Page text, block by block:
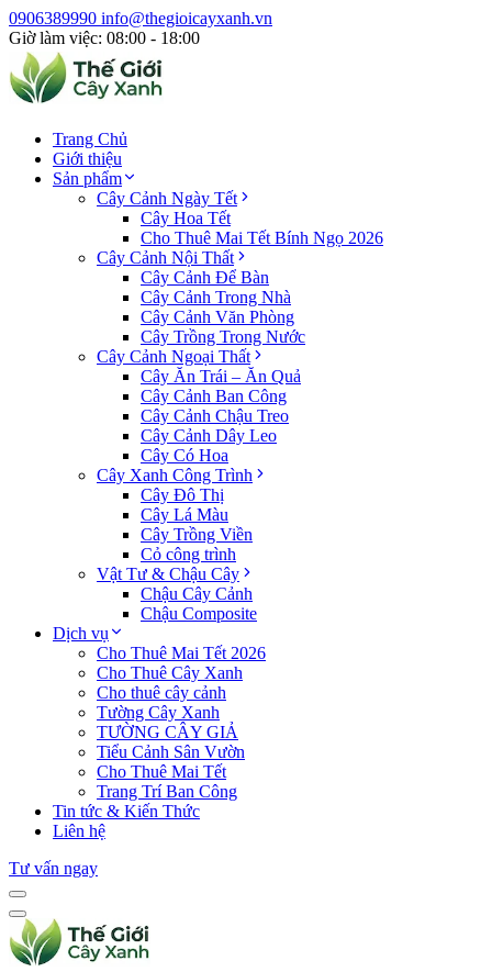
0906389990 info@thegioicayxanh.vn
Giờ làm việc: 08:00 - 18:00
Trang Chủ
Giới thiệu
Sản phẩm
Cây Cảnh Ngày Tết
Cây Hoa Tết
Cho Thuê Mai Tết Bính Ngọ 2026
Cây Cảnh Nội Thất
Cây Cảnh Để Bàn
Cây Cảnh Trong Nhà
Cây Cảnh Văn Phòng
Cây Trồng Trong Nước
Cây Cảnh Ngoại Thất
Cây Ăn Trái – Ăn Quả
Cây Cảnh Ban Công
Cây Cảnh Chậu Treo
Cây Cảnh Dây Leo
Cây Có Hoa
Cây Xanh Công Trình
Cây Đô Thị
Cây Lá Màu
Cây Trồng Viền
Cỏ công trình
Vật Tư & Chậu Cây
Chậu Cây Cảnh
Chậu Composite
Dịch vụ
Cho Thuê Mai Tết 2026
Cho Thuê Cây Xanh
Cho thuê cây cảnh
Tường Cây Xanh
TƯỜNG CÂY GIẢ
Tiểu Cảnh Sân Vườn
Cho Thuê Mai Tết
Trang Trí Ban Công
Tin tức & Kiến Thức
Liên hệ
Tư vấn ngay